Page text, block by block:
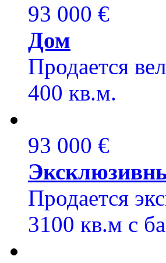
93 000 €
Дом
Продается
400 кв.м.
93 000 €
Продается
3100 кв.м с